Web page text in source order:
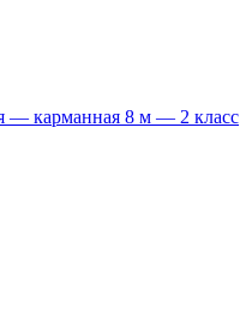
— карманная 8 м — 2 класс